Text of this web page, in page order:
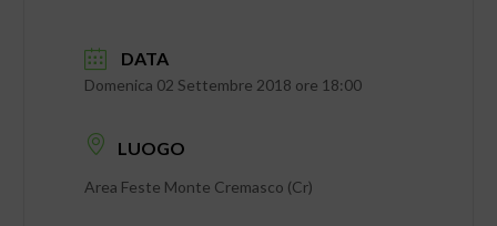
DATA
Domenica 02 Settembre 2018 ore 18:00
LUOGO
Area Feste Monte Cremasco (Cr)